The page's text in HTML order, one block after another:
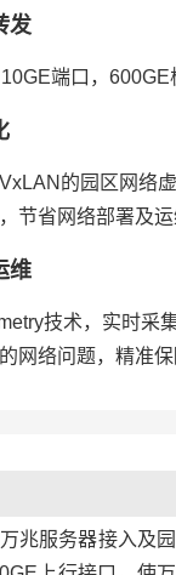
发
端口，600GE
的园区网络
节省网络部署及运
维
技术，实时采
网络问题，精准保
兆服务器接入及